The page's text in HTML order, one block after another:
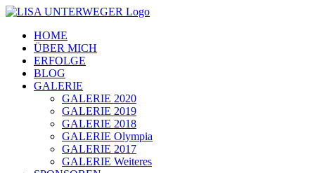
Zum
springenHOME
ÜBER MICH
ERFOLGE
BLOG
GALERIE
GALERIE 2020
GALERIE 2019
GALERIE 2018
GALERIE Olympia
GALERIE 2017
GALERIE Weiteres